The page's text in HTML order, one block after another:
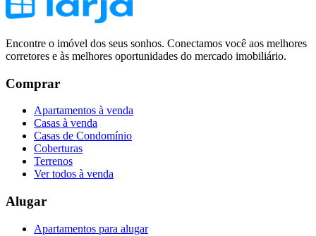
Encontre o imóvel dos seus sonhos. Conectamos você aos melhores
corretores e às melhores oportunidades do mercado imobiliário.
Comprar
Apartamentos à venda
Casas à venda
Casas de Condomínio
Coberturas
Terrenos
Ver todos à venda
Alugar
Apartamentos para alugar